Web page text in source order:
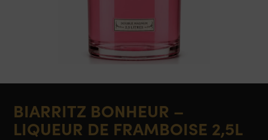
BIARRITZ BONHEUR –
LIQUEUR DE FRAMBOISE 2,5L